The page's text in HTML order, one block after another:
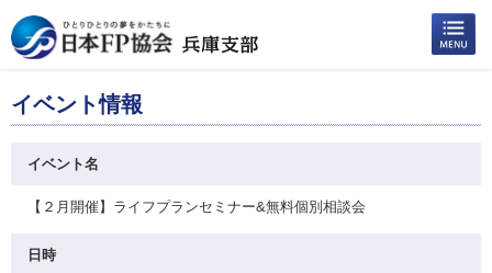
イベント情報
イベント名
【２月開催】ライフプランセミナー&無料個別相談会
日時